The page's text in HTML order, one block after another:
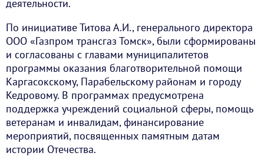
деятельности.
По инициативе Титова А.И., генерального директора
ООО «Газпром трансгаз Томск», были сформированы
и согласованы с главами муниципалитетов
программы оказания благотворительной помощи
Каргасокскому, Парабельскому районам и городу
Кедровому. В программах предусмотрена
поддержка учреждений социальной сферы, помощь
ветеранам и инвалидам, финансирование
мероприятий, посвященных памятным датам
истории Отечества.